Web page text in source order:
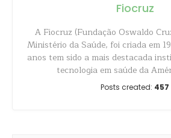
Fiocruz
A Fiocruz (Fundação Oswaldo
Ministério da Saúde, foi criada em
anos tem sido a mais destacada
tecnologia em saúde da
Posts created: 457